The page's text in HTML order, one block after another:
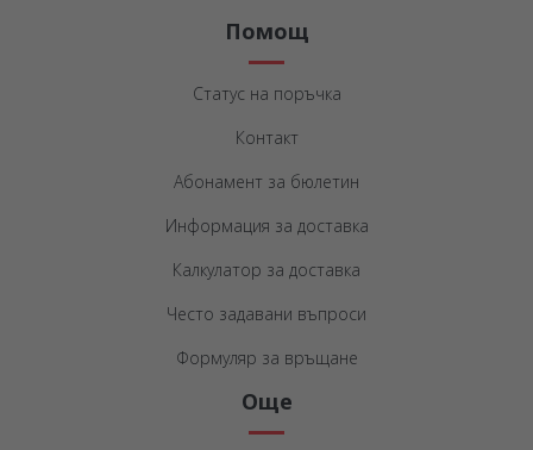
Помощ
Статус на поръчка
Контакт
Абонамент за бюлетин
Информация за доставка
Калкулатор за доставка
Често задавани въпроси
Формуляр за връщане
Още